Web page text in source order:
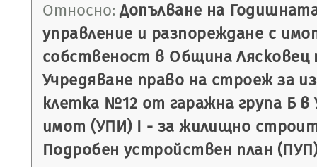
Относно: Допълване на
управление и разпореждане с
собственост в Община Лясковец
Учредяване право на строеж за
клетка №12 от гаражна група Б в
имот (УПИ) I - за жилищно
Подробен устройствен план